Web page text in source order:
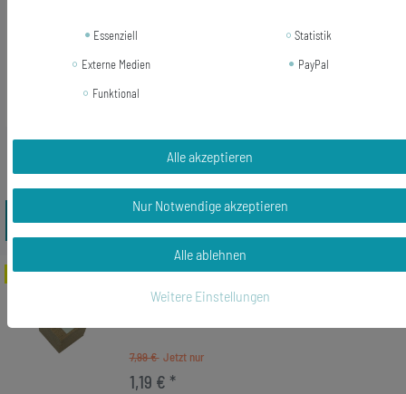
*
Zuletzt angesehene Artikel
-85%
Stempel Motivstempel Kalle Fux
Häschen Hase Osterhase Bunny
7,99 €
1,19 € *
Essenziell
Statistik
Externe Medien
PayPal
Funktional
Alle akzeptieren
Nur Notwendige akzeptieren
Alle ablehnen
Weitere Einstellungen